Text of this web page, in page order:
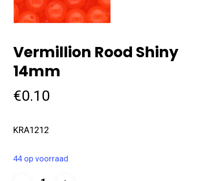
Vermillion Rood Shiny
14mm
€0.10
KRA1212
44 op voorraad